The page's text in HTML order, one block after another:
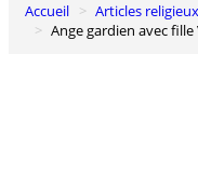
0
Panier
Accueil Articles religieux
Ange gardien avec